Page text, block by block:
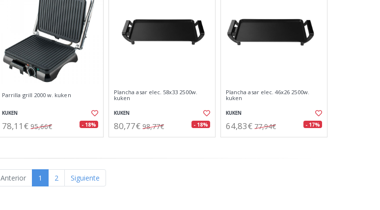
Parrilla grill 2000 w. kuken
KUKEN
78,11€ 95,66€ - 18%
Plancha asar elec. 58x33 2500w.
kuken
KUKEN
80,77€ 98,77€ - 18%
Plancha asar elec. 46x26 2500w.
kuken
KUKEN
64,83€ 77,94€ - 17%
Anterior 1 2 Siguiente